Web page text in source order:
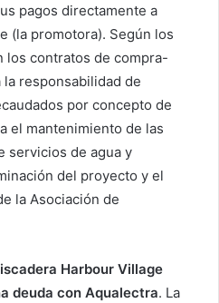
pagos directamente a
(la promotora). Según los
los contratos de compra-
responsabilidad de
por concepto de
el mantenimiento de las
servicios de agua y
del proyecto y el
la Asociación de
Harbour Village
deuda con Aqualectra. La